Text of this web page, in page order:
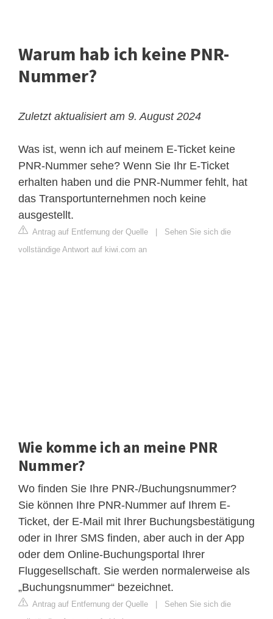
Warum hab ich keine PNR-
Nummer?
Zuletzt aktualisiert am 9. August 2024
Was ist, wenn ich auf meinem E-Ticket keine
PNR-Nummer sehe? Wenn Sie Ihr E-Ticket
erhalten haben und die PNR-Nummer fehlt, hat
das Transportunternehmen noch keine
ausgestellt.
Antrag auf Entfernung der Quelle
Sehen Sie sich die
vollständige Antwort auf kiwi.com an
Wie komme ich an meine PNR
Nummer?
Wo finden Sie Ihre PNR-/Buchungsnummer?
Sie können Ihre PNR-Nummer auf Ihrem E-
Ticket, der E-Mail mit Ihrer Buchungsbestätigung
oder in Ihrer SMS finden, aber auch in der App
oder dem Online-Buchungsportal Ihrer
Fluggesellschaft. Sie werden normalerweise als
„Buchungsnummer“ bezeichnet.
Antrag auf Entfernung der Quelle
Sehen Sie sich die